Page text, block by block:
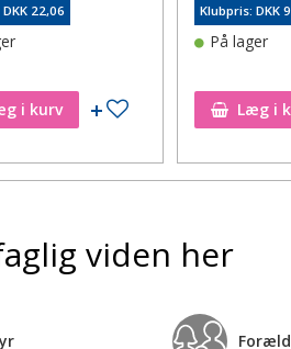
22,06
i kurv Tilføj til ønskeseddel
Klubpris: DKK
På lager
Læg i
viden her